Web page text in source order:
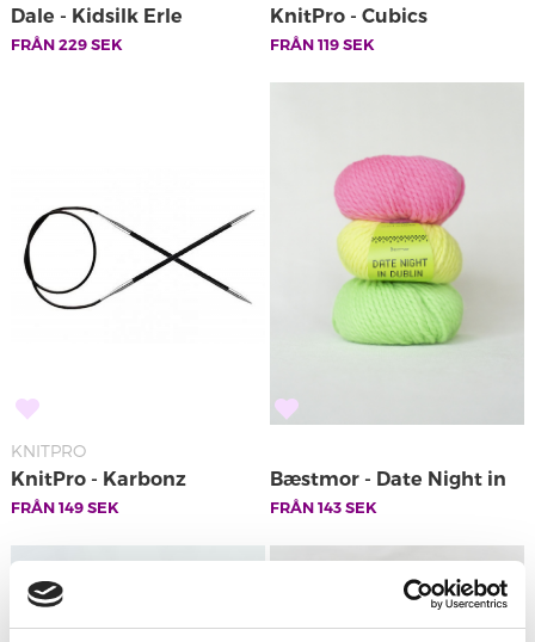
Dale - Kidsilk Erle
FRÅN229SEK
KnitPro - Cubics
Rundstickor
FRÅN119SEK
KNITPRO
KnitPro - Karbonz
Rundstickor
FRÅN149SEK
Bæstmor - Date Night in
Dublin
FRÅN143SEK